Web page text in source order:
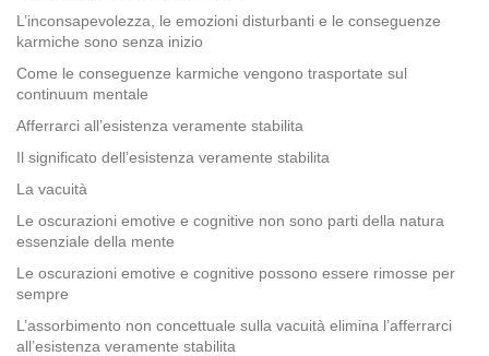
facebook
L’inconsapevolezza, le emozioni disturbanti e le conseguenze
karmiche sono senza inizio
Come le conseguenze karmiche vengono trasportate sul
continuum mentale
Afferrarci all’esistenza veramente stabilita
Il significato dell’esistenza veramente stabilita
La vacuità
Le oscurazioni emotive e cognitive non sono parti della natura
essenziale della mente
Le oscurazioni emotive e cognitive possono essere rimosse per
sempre
L’assorbimento non concettuale sulla vacuità elimina l’afferrarci
all’esistenza veramente stabilita